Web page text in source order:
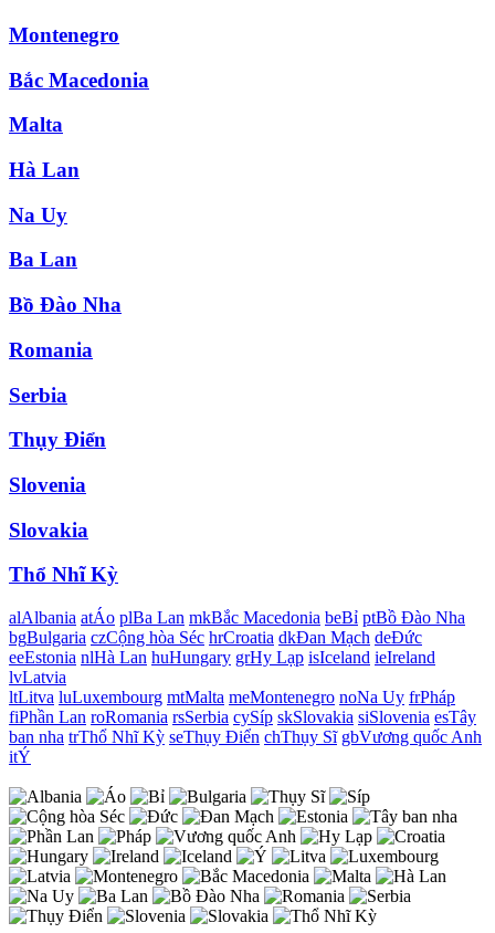
Montenegro
Bắc Macedonia
Malta
Hà Lan
Na Uy
Ba Lan
Bồ Đào Nha
Romania
Serbia
Thụy Điển
Slovenia
Slovakia
Thổ Nhĩ Kỳ
alAlbania atÁo plBa Lan mkBắc Macedonia beBỉ ptBồ Đào Nha
bgBulgaria czCộng hòa Séc hrCroatia dkĐan Mạch deĐức
eeEstonia nlHà Lan huHungary grHy Lạp isIceland ieIreland
lvLatvia
ltLitva luLuxembourg mtMalta meMontenegro noNa Uy frPháp
fiPhần Lan roRomania rsSerbia cySíp skSlovakia siSlovenia esTây
ban nha trThổ Nhĩ Kỳ seThụy Điển chThụy Sĩ gbVương quốc Anh
itÝ